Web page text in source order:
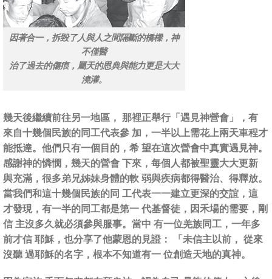
因著合一，拆毀了人與人之間隔斷的橋樑，神
不僅醫
治了過去的傷痕，屬天的恩典與能力更是大大
澆灌。
幾天後繼續前往另一地區， 那裡正舉行「遇見神營會」，有
來自十幾個民族的同工代表參 加，一半以上需花上兩天車程才
能抵達。他們只有一個目的，希 望在這次營會中真實遇見神。
感謝神的憐憫，幾天的營會 下來，每個人都被聖靈大大更新
與充滿，很多弟兄姊妹身體的軟 弱與疾病都得醫治、得釋放。
當我們和這十幾個民族的同 工代表一一建立更深的交誼，這
才發現，有一半的同工都是第一 代基督徒，因禾場的需要，剛
信 主沒多久就必須參與服事。當中 有一位羌族同工，一年多
前才信 耶穌，也分享了他蒙恩的見證： 「未信主以前， 從來
沒聽 過耶穌的名字，根本不知道有一 位創造天地的真神。